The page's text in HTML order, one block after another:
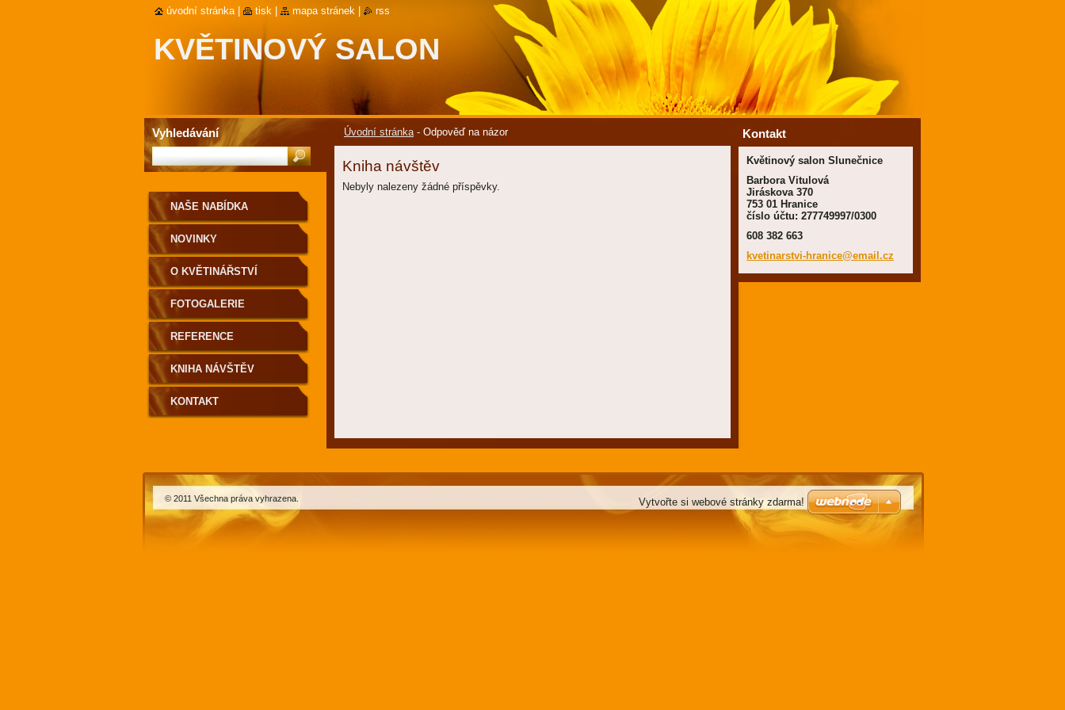
KVĚTINOVÝ SALON
SLUNEČNICE
Úvodní stránka - Odpověď na názor
Kniha návštěv
Nebyly nalezeny žádné příspěvky.
NAŠE NABÍDKA
NOVINKY
O KVĚTINÁŘSTVÍ
FOTOGALERIE
REFERENCE
KNIHA NÁVŠTĚV
KONTAKT
Kontakt
Květinový salon Slunečnice
Barbora Vitulová
Jiráskova 370
753 01 Hranice
číslo účtu: 277749997/0300
608 382 663
kvetinarstvi-hranice@email.cz
Vyhledávání
úvodní stránka tisk mapa stránek rss
© 2011 Všechna práva vyhrazena. Vytvořte si webové stránky zdarma!